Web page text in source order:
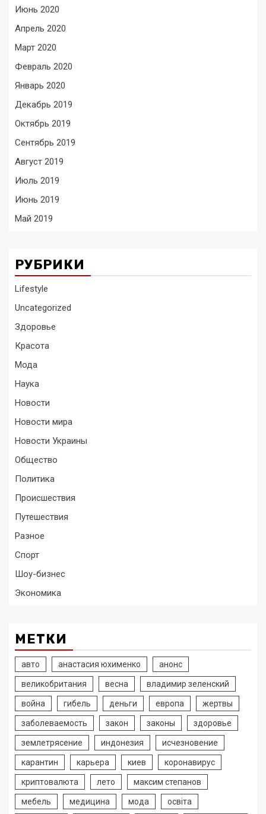
Июнь 2020
Апрель 2020
Март 2020
Февраль 2020
Январь 2020
Декабрь 2019
Октябрь 2019
Сентябрь 2019
Август 2019
Июль 2019
Июнь 2019
Май 2019
РУБРИКИ
Lifestyle
Uncategorized
Здоровье
Красота
Мода
Наука
Новости
Новости мира
Новости Украины
Общество
Политика
Происшествия
Путешествия
Разное
Спорт
Шоу-бизнес
Экономика
МЕТКИ
авто анастасия юхименко анонс
великобритания весна владимир зеленский
война гибель деньги европа жертвы
заболеваемость закон законы здоровье
землетрясение индонезия исчезновение
карантин карьера киев коронавирус
криптовалюта лето максим степанов
мебель медицина мода освіта